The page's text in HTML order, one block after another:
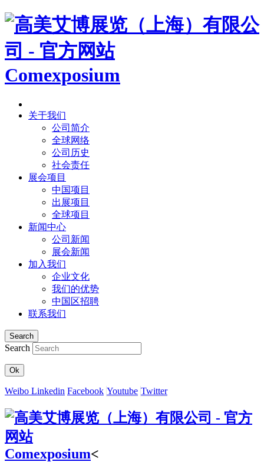
Comexposium
关于我们
公司简介
全球网络
公司历史
社会责任
展会项目
中国项目
出展项目
全球项目
新闻中心
公司新闻
展会新闻
加入我们
企业文化
我们的优势
中国区招聘
联系我们
Search
Search
Ok
Weibo Linkedin Facebook Youtube Twitter
Comexposium<